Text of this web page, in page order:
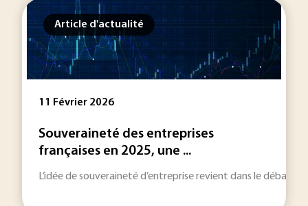
Article d'actualité
11 Février 2026
Souveraineté des entreprises
françaises en 2025, une ...
L’idée de souveraineté d’entreprise revient dans le débat